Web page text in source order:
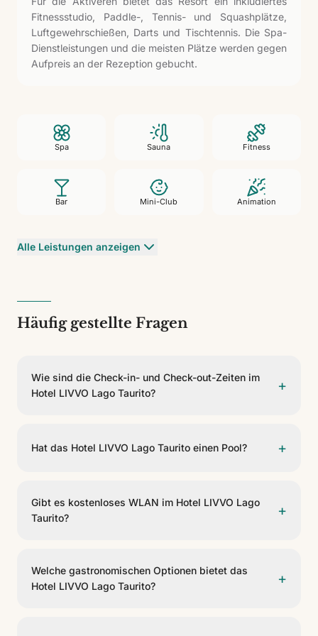
Fitnessstudio, Paddle-, Tennis- und Squashplätze,
Luftgewehrschießen, Darts und Tischtennis. Die Spa-
Dienstleistungen und die meisten Plätze werden gegen
Aufpreis an der Rezeption gebucht.
Spa Sauna Fitness
Bar Mini-Club Animation
Alle Leistungen anzeigen
Häufig gestellte Fragen
Wie sind die Check-in- und Check-out-Zeiten im
Hotel LIVVO Lago Taurito?
+
Hat das Hotel LIVVO Lago Taurito einen Pool? +
inklusive.
Gibt es kostenloses WLAN im Hotel LIVVO Lago
Taurito?
+
Welche gastronomischen Optionen bietet das
Hotel LIVVO Lago Taurito?
+